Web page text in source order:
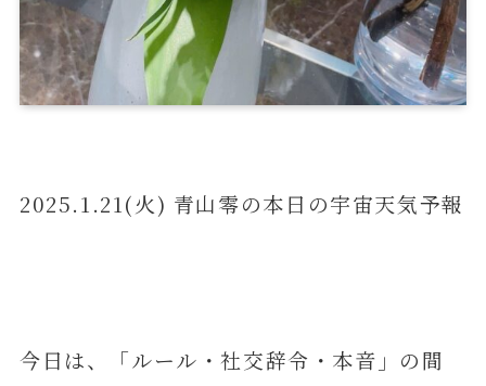
2025.1.21(火) 青山零の本日の宇宙天気予報
今日は、「ルール・社交辞令・本音」の間